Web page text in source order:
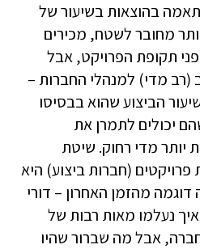
ובהתאמה בהוצאות בשיעור של
יותר מחובר לשטח, מכירים
תקופת הפרויקט, אבל
מדי) למנהלי החברות –
הביצוע שהוא בבסיסו
יכולים לתמרן את
יותר מדי רחוק. שיטת
(חברות ביצוע) היא
מהזמן האחרון – דורי
נעלמו מאות רבות של
אבל מה שברור שהיו